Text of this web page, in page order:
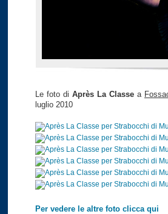
Le foto di Après La Classe a
luglio 2010
Per vedere le altre foto clicca qui